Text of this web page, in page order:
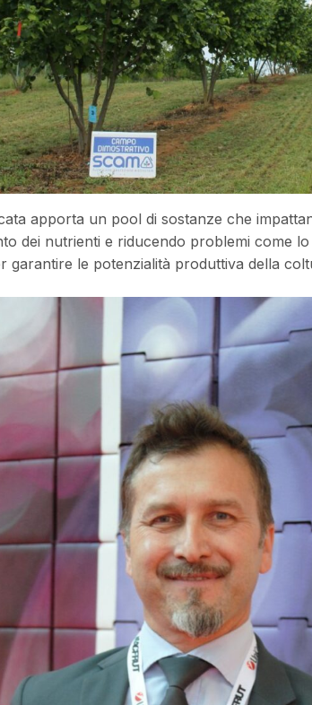
apporta un pool di sostanze che
dei nutrienti e riducendo problemi come
garantire le potenzialità produttiva della